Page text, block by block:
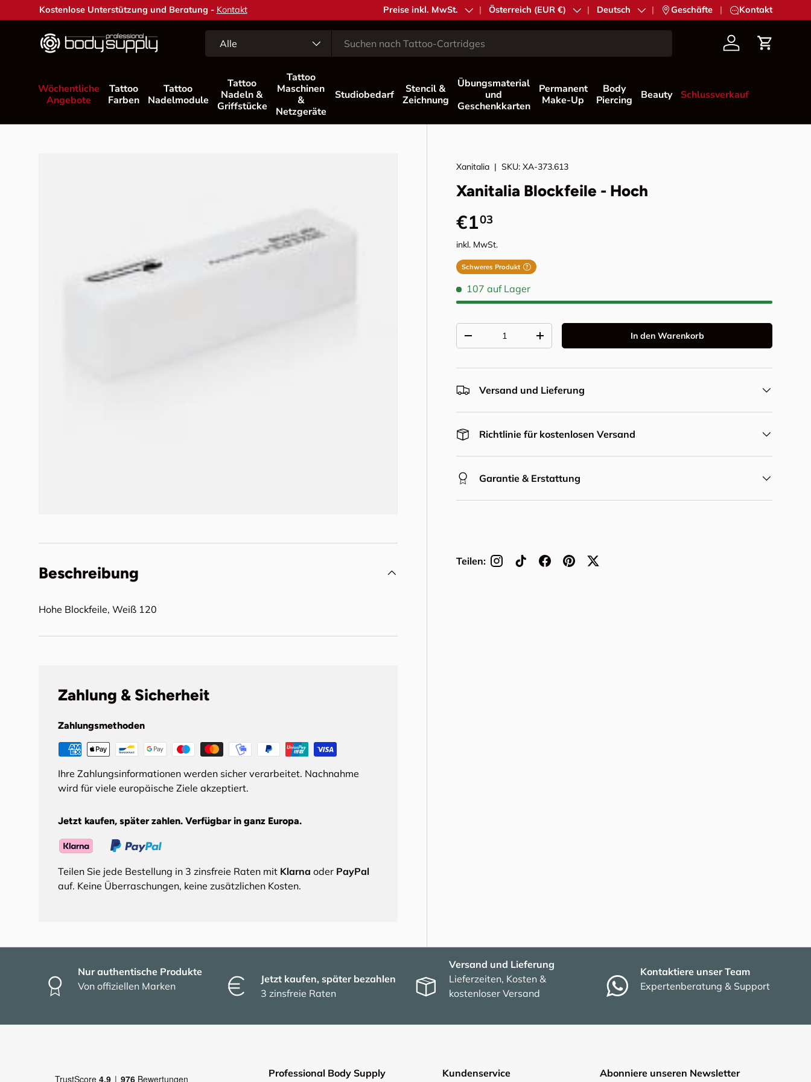
Direkt zum Inhalt
Kostenlose Unterstützung und Beratung - Kontakt MwSt.
Preise inkl. MwSt. Land/Region
Österreich (EUR €) SpracheDeutsch | Geschäfte | Kontakt
Alle Konto
Wöchentliche
Angebote
Tattoo
Farben
Tattoo
Nadelmodule
Tattoo
Nadeln &
Griffstücke
Tattoo
Maschinen
&
Netzgeräte
Studiobedarf
Stencil &
Zeichnung
Übungsmaterial
und
Geschenkkarten
Permanent
Make-Up
Body
Piercing
Beauty Schlussverkauf
Xanitalia |SKU: XA-373.613
Xanitalia Blockfeile - Hoch
Normaler Preis
€103
inkl. MwSt.
Schweres Produkt ?
107 auf Lager
Menge verringernMenge erhöhen In den Warenkorb
Versand und Lieferung
Richtlinie für kostenlosen Versand
Garantie & Erstattung
Teilen:
Beschreibung
Hohe Blockfeile, Weiß 120
Zahlung & Sicherheit
Zahlungsmethoden
Ihre Zahlungsinformationen werden sicher verarbeitet. Nachnahme
wird für viele europäische Ziele akzeptiert.
Jetzt kaufen, später zahlen. Verfügbar in ganz Europa.
Teilen Sie jede Bestellung in 3 zinsfreie Raten mit Klarna oder PayPal
auf. Keine Überraschungen, keine zusätzlichen Kosten.
Nur authentische Produkte
Von offiziellen Marken
Jetzt kaufen, später bezahlen
3 zinsfreie Raten
Versand und Lieferung
Lieferzeiten, Kosten &
kostenloser Versand
Kontaktiere unser Team
Expertenberatung & Support
Professional Body Supply Kundenservice Abonniere unseren Newsletter